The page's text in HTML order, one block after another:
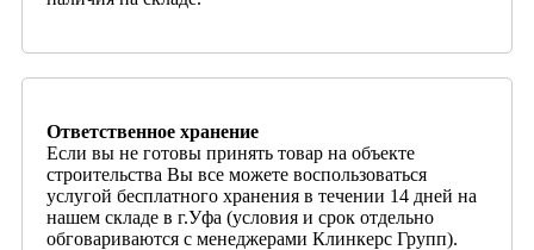
Ответственное хранение
Если вы не готовы принять товар на объекте
строительства Вы все можете воспользоваться
услугой бесплатного хранения в течении 14 дней на
нашем складе в г.Уфа (условия и срок отдельно
обговариваются с менеджерами Клинкерс Групп).